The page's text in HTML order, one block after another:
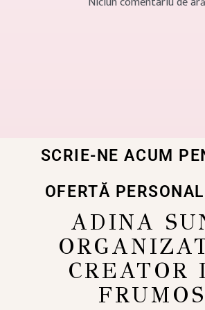
SCRIE-NE ACUM
OFERTĂ
ADINA
CREATOR
FRUMOS